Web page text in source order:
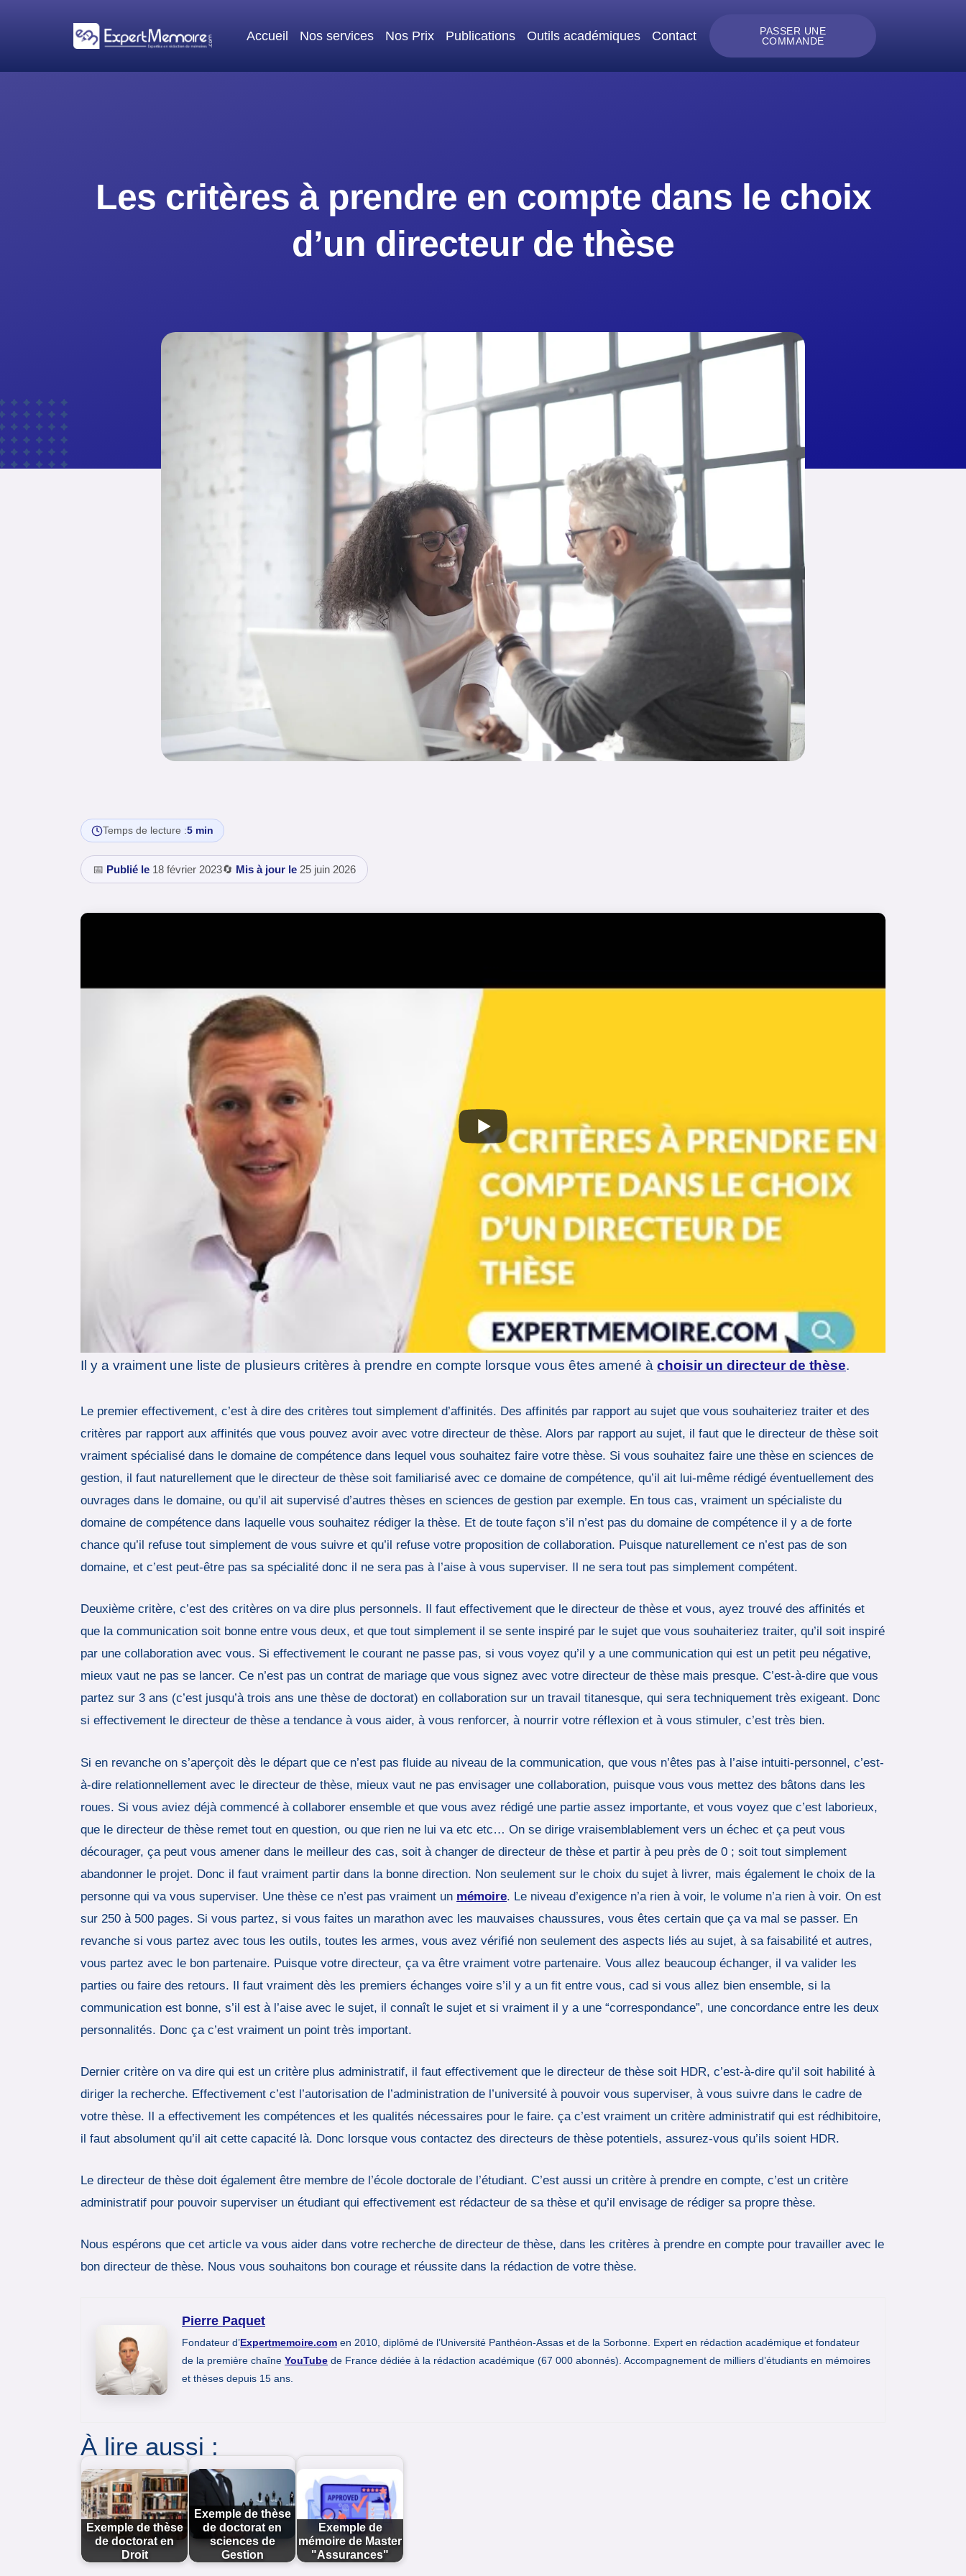
Accueil Nos services Nos Prix Publications Outils académiques Contact
PASSER UNE
COMMANDE
Les critères à prendre en compte dans le choix
d’un directeur de thèse
Temps de lecture :5 min
📅 Publié le 18 février 2023🔄 Mis à jour le 25 juin 2026
Il y a vraiment une liste de plusieurs critères à prendre en compte lorsque vous êtes amené à choisir un directeur de thèse.
Le premier effectivement, c’est à dire des critères tout simplement d’affinités. Des affinités par rapport au sujet que vous souhaiteriez traiter et des
critères par rapport aux affinités que vous pouvez avoir avec votre directeur de thèse. Alors par rapport au sujet, il faut que le directeur de thèse soit
vraiment spécialisé dans le domaine de compétence dans lequel vous souhaitez faire votre thèse. Si vous souhaitez faire une thèse en sciences de
gestion, il faut naturellement que le directeur de thèse soit familiarisé avec ce domaine de compétence, qu’il ait lui-même rédigé éventuellement des
ouvrages dans le domaine, ou qu’il ait supervisé d’autres thèses en sciences de gestion par exemple. En tous cas, vraiment un spécialiste du
domaine de compétence dans laquelle vous souhaitez rédiger la thèse. Et de toute façon s’il n’est pas du domaine de compétence il y a de forte
chance qu’il refuse tout simplement de vous suivre et qu’il refuse votre proposition de collaboration. Puisque naturellement ce n’est pas de son
domaine, et c’est peut-être pas sa spécialité donc il ne sera pas à l’aise à vous superviser. Il ne sera tout pas simplement compétent.
Deuxième critère, c’est des critères on va dire plus personnels. Il faut effectivement que le directeur de thèse et vous, ayez trouvé des affinités et
que la communication soit bonne entre vous deux, et que tout simplement il se sente inspiré par le sujet que vous souhaiteriez traiter, qu’il soit inspiré
par une collaboration avec vous. Si effectivement le courant ne passe pas, si vous voyez qu’il y a une communication qui est un petit peu négative,
mieux vaut ne pas se lancer. Ce n’est pas un contrat de mariage que vous signez avec votre directeur de thèse mais presque. C’est-à-dire que vous
partez sur 3 ans (c’est jusqu’à trois ans une thèse de doctorat) en collaboration sur un travail titanesque, qui sera techniquement très exigeant. Donc
si effectivement le directeur de thèse a tendance à vous aider, à vous renforcer, à nourrir votre réflexion et à vous stimuler, c’est très bien.
Si en revanche on s’aperçoit dès le départ que ce n’est pas fluide au niveau de la communication, que vous n’êtes pas à l’aise intuiti-personnel, c’est-
à-dire relationnellement avec le directeur de thèse, mieux vaut ne pas envisager une collaboration, puisque vous vous mettez des bâtons dans les
roues. Si vous aviez déjà commencé à collaborer ensemble et que vous avez rédigé une partie assez importante, et vous voyez que c’est laborieux,
que le directeur de thèse remet tout en question, ou que rien ne lui va etc etc… On se dirige vraisemblablement vers un échec et ça peut vous
décourager, ça peut vous amener dans le meilleur des cas, soit à changer de directeur de thèse et partir à peu près de 0 ; soit tout simplement
abandonner le projet. Donc il faut vraiment partir dans la bonne direction. Non seulement sur le choix du sujet à livrer, mais également le choix de la
personne qui va vous superviser. Une thèse ce n’est pas vraiment un mémoire. Le niveau d’exigence n’a rien à voir, le volume n’a rien à voir. On est
sur 250 à 500 pages. Si vous partez, si vous faites un marathon avec les mauvaises chaussures, vous êtes certain que ça va mal se passer. En
revanche si vous partez avec tous les outils, toutes les armes, vous avez vérifié non seulement des aspects liés au sujet, à sa faisabilité et autres,
vous partez avec le bon partenaire. Puisque votre directeur, ça va être vraiment votre partenaire. Vous allez beaucoup échanger, il va valider les
parties ou faire des retours. Il faut vraiment dès les premiers échanges voire s’il y a un fit entre vous, cad si vous allez bien ensemble, si la
communication est bonne, s’il est à l’aise avec le sujet, il connaît le sujet et si vraiment il y a une “correspondance”, une concordance entre les deux
personnalités. Donc ça c’est vraiment un point très important.
Dernier critère on va dire qui est un critère plus administratif, il faut effectivement que le directeur de thèse soit HDR, c’est-à-dire qu’il soit habilité à
diriger la recherche. Effectivement c’est l’autorisation de l’administration de l’université à pouvoir vous superviser, à vous suivre dans le cadre de
votre thèse. Il a effectivement les compétences et les qualités nécessaires pour le faire. ça c’est vraiment un critère administratif qui est rédhibitoire,
il faut absolument qu’il ait cette capacité là. Donc lorsque vous contactez des directeurs de thèse potentiels, assurez-vous qu’ils soient HDR.
Le directeur de thèse doit également être membre de l’école doctorale de l’étudiant. C’est aussi un critère à prendre en compte, c’est un critère
administratif pour pouvoir superviser un étudiant qui effectivement est rédacteur de sa thèse et qu’il envisage de rédiger sa propre thèse.
Nous espérons que cet article va vous aider dans votre recherche de directeur de thèse, dans les critères à prendre en compte pour travailler avec le
bon directeur de thèse. Nous vous souhaitons bon courage et réussite dans la rédaction de votre thèse.
Pierre Paquet
Fondateur d’Expertmemoire.com en 2010, diplômé de l’Université Panthéon-Assas et de la Sorbonne. Expert en rédaction académique et fondateur
de la première chaîne YouTube de France dédiée à la rédaction académique (67 000 abonnés). Accompagnement de milliers d’étudiants en mémoires
et thèses depuis 15 ans.
À lire aussi :
Exemple de thèse
de doctorat en
Droit
Exemple de thèse
de doctorat en
sciences de
Gestion
Exemple de
mémoire de Master
"Assurances"